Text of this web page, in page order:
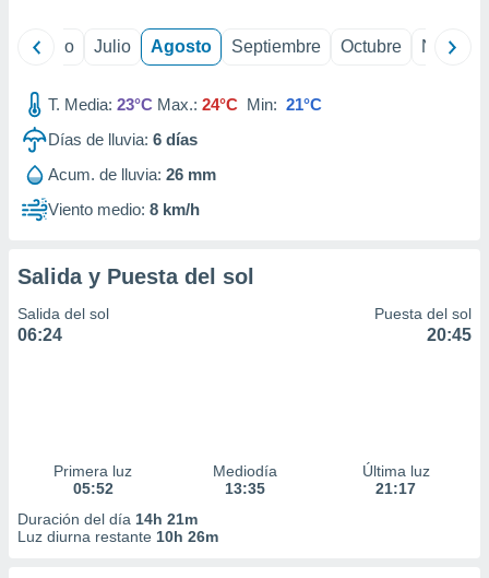
Junio Julio Agosto Septiembre Octubre
T. Media: 23°C Max.: 24°C Min: 21°C
Días de lluvia: 6 días
Acum. de lluvia: 26 mm
Viento medio: 8 km/h
Salida y Puesta del sol
Salida del sol
06:24
Puesta del sol
20:45
Primera luz
05:52
Mediodía
13:35
Última luz
21:17
Duración del día 14h 21m
Luz diurna restante 10h 26m